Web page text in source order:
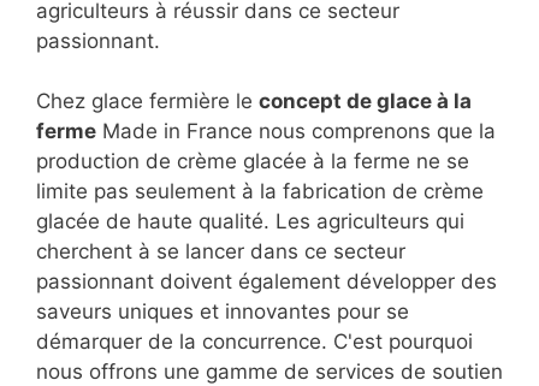
agriculteurs à réussir dans ce secteur
passionnant.
Chez glace fermière le concept de glace à la
ferme Made in France nous comprenons que la
production de crème glacée à la ferme ne se
limite pas seulement à la fabrication de crème
glacée de haute qualité. Les agriculteurs qui
cherchent à se lancer dans ce secteur
passionnant doivent également développer des
saveurs uniques et innovantes pour se
démarquer de la concurrence. C'est pourquoi
nous offrons une gamme de services de soutien